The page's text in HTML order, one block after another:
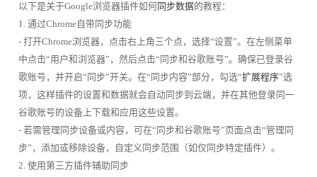
以下是关于Google浏览器插件如何同步数据的教程：
1. 通过Chrome自带同步功能
- 打开Chrome浏览器，点击右上角三个点，选择“设置”。在左侧菜单
中点击“用户和浏览器”，然后点击“同步和谷歌账号”。确保已登录谷
歌账号，并开启“同步”开关。在“同步内容”部分，勾选“扩展程序”选
项，这样插件的设置和数据就会自动同步到云端，并在其他登录同一
谷歌账号的设备上下载和应用这些设置。
- 若需管理同步设备或内容，可在“同步和谷歌账号”页面点击“管理同
步”，添加或移除设备，自定义同步范围（如仅同步特定插件）。
2. 使用第三方插件辅助同步